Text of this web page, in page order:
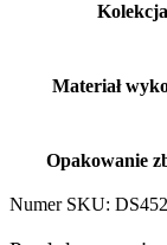
Kolekcja
Materiał
Opakowanie
Numer SKU: